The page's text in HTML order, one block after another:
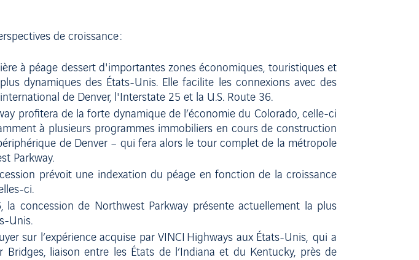
de croissance :
à péage dessert d'importantes zones économiques, touristiques et
dynamiques des États-Unis. Elle facilite les connexions avec des
de Denver, l'Interstate 25 et la U.S. Route 36.
profitera de la forte dynamique de l’économie du Colorado, celle-ci
à plusieurs programmes immobiliers en cours de construction
de Denver – qui fera alors le tour complet de la métropole
Parkway.
prévoit une indexation du péage en fonction de la croissance
ci.
la concession de Northwest Parkway présente actuellement la plus
Unis.
sur l’expérience acquise par VINCI Highways aux États-Unis, qui a
liaison entre les États de l’Indiana et du Kentucky, près de